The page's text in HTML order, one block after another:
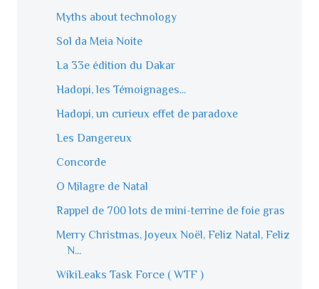
Myths about technology
Sol da Meia Noite
La 33e édition du Dakar
Hadopi, les Témoignages...
Hadopi, un curieux effet de paradoxe
Les Dangereux
Concorde
O Milagre de Natal
Rappel de 700 lots de mini-terrine de foie gras
Merry Christmas, Joyeux Noël, Feliz Natal, Feliz
N...
WikiLeaks Task Force ( WTF )